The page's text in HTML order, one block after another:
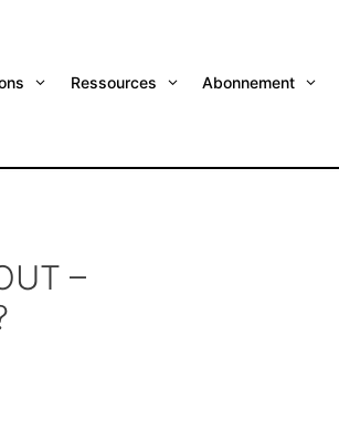
Ressources Abonnement
–